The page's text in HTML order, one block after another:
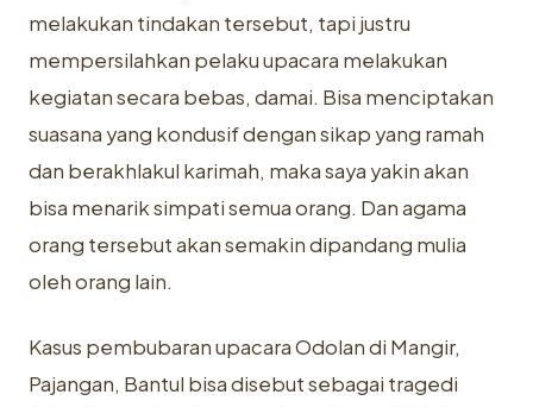
melakukan tindakan tersebut, tapi justru
mempersilahkan pelaku upacara melakukan
kegiatan secara bebas, damai. Bisa menciptakan
suasana yang kondusif dengan sikap yang ramah
dan berakhlakul karimah, maka saya yakin akan
bisa menarik simpati semua orang. Dan agama
orang tersebut akan semakin dipandang mulia
oleh orang lain.
Kasus pembubaran upacara Odolan di Mangir,
Pajangan, Bantul bisa disebut sebagai tragedi